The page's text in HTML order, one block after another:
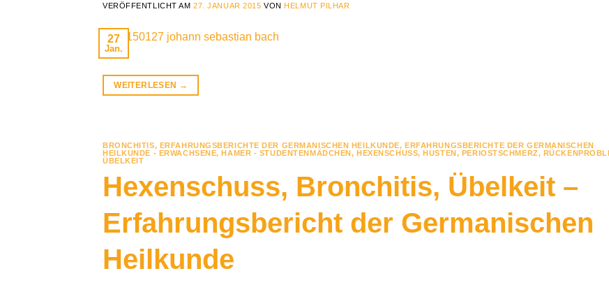
VERÖFFENTLICHT AM27. JANUAR 2015 VON HELMUT PILHAR
27
Jan.
WEITERLESEN →
BRONCHITIS, ERFAHRUNGSBERICHTE DER GERMANISCHEN HEILKUNDE,ERFAHRUNGSBERICHTE DER GERMANISCHEN
HEILKUNDE - ERWACHSENE,HAMER - STUDENTENMÄDCHEN,HEXENSCHUSS,HUSTEN, PERIOSTSCHMERZ,
ÜBELKEIT
Hexenschuss, Bronchitis, Übelkeit –
Erfahrungsbericht der Germanischen
Heilkunde